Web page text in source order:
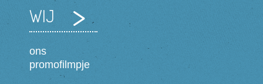
WIJ
ons
promofilmpje